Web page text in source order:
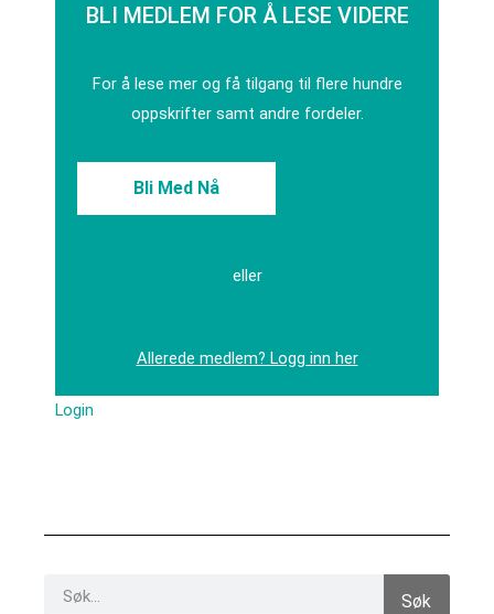
BLI MEDLEM FOR Å LESE VIDERE
For å lese mer og få tilgang til flere hundre
oppskrifter samt andre fordeler.
Bli Med Nå
eller
Allerede medlem? Logg inn her
Login
Søk